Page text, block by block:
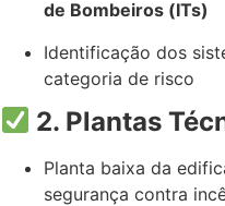
de Bombeiros (ITs)
Identificação dos
categoria de risco
2. Plantas
Planta baixa da
segurança contra